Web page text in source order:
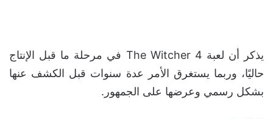
يذكر أن لعبة The Witcher 4 في مرحلة ما قبل الإنتاج
حاليًا، وربما يستغرق الأمر عدة سنوات قبل الكشف عنها
بشكل رسمي وعرضها على الجمهور.